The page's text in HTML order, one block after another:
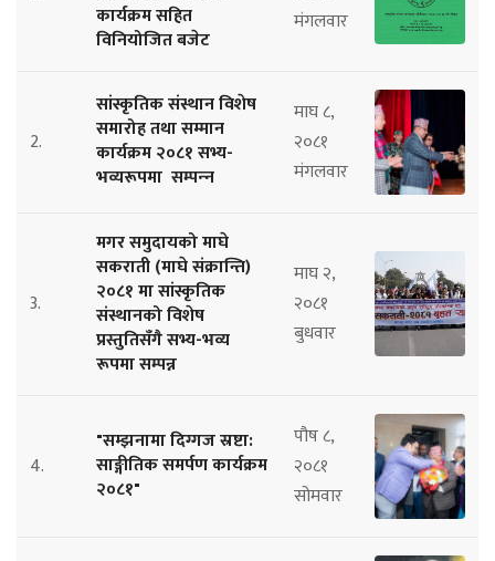
कार्यक्रम सहित
विनियोजित बजेट
मंगलवार
2.
सांस्कृतिक संस्थान विशेष
समारोह तथा सम्मान
कार्यक्रम २०८१ सभ्य-
भव्यरूपमा सम्पन्‍न
माघ ८,
२०८१
मंगलवार
3.
मगर समुदायको माघे
सकराती (माघे संक्रान्ति)
२०८१ मा सांस्कृतिक
संस्थानको विशेष
प्रस्तुतिसँगै सभ्य-भव्य
रूपमा सम्पन्न
माघ २,
२०८१
बुधवार
4.
"सम्झनामा दिग्गज स्रष्टा:
साङ्गीतिक समर्पण कार्यक्रम
२०८१"
पौष ८,
२०८१
सोमवार